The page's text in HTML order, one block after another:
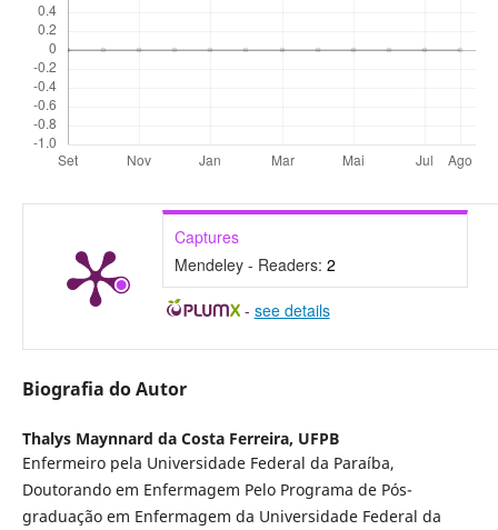
Captures
Mendeley - Readers: 2
- see details
Biografia do Autor
Thalys Maynnard da Costa Ferreira, UFPB
Enfermeiro pela Universidade Federal da Paraíba,
Doutorando em Enfermagem Pelo Programa de Pós-
graduação em Enfermagem da Universidade Federal da